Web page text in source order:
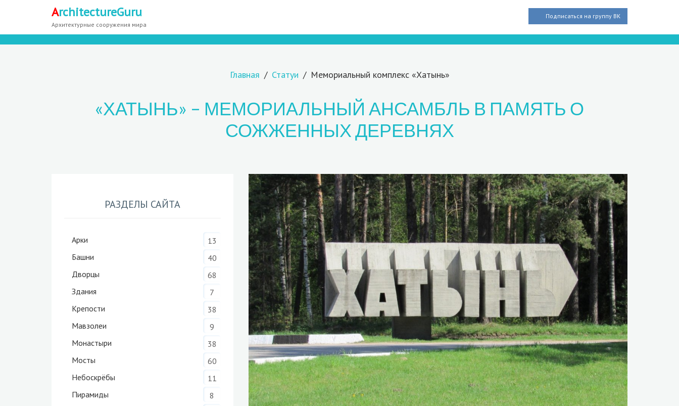
ArchitectureGuru
Архитектурные сооружения мира
Подписаться на группу ВК
Главная Статуи Мемориальный комплекс «Хатынь»
«ХАТЫНЬ» – МЕМОРИАЛЬНЫЙ АНСАМБЛЬ В ПАМЯТЬ О
СОЖЖЕННЫХ ДЕРЕВНЯХ
РАЗДЕЛЫ САЙТА
Арки
13
Башни
40
Дворцы
68
Здания
7
Крепости
38
Мавзолеи
9
Монастыри
38
Мосты
60
Небоскрёбы
11
Пирамиды
8